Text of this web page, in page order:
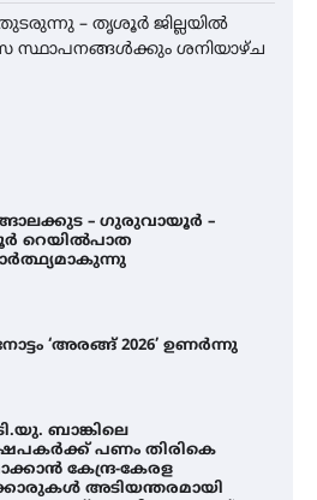
– തൃശൂർ ജില്ലയിൽ
സ്ഥാപനങ്ങൾക്കും ശനിയാഴ്ച
– ഗുരുവായൂർ –
റെയിൽപാത
‘അരങ്ങ് 2026’ ഉണർന്നു
ബാങ്കിലെ
പണം തിരികെ
കേന്ദ്ര-കേരള
അടിയന്തരമായി